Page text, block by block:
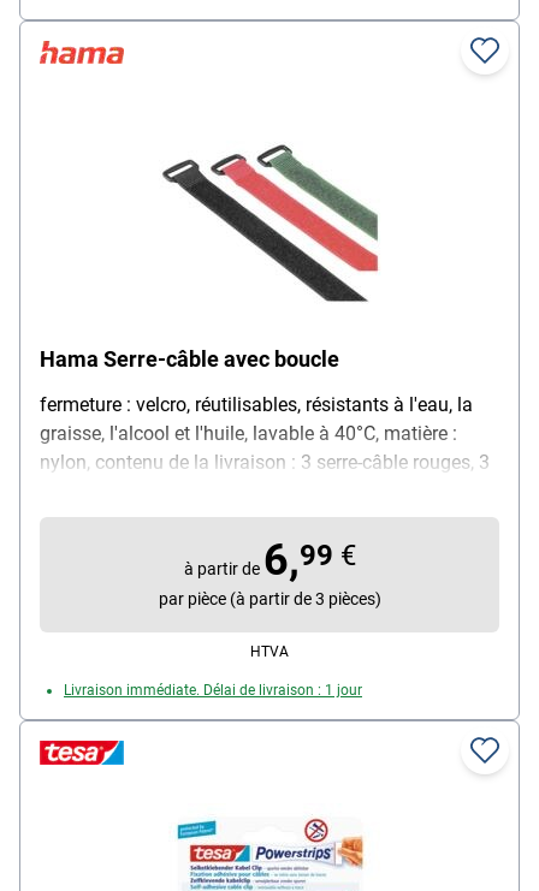
Hama Serre-câble avec boucle
fermeture : velcro, réutilisables, résistants à l'eau, la
graisse, l'alcool et l'huile, lavable à 40°C, matière :
nylon, contenu de la livraison : 3 serre-câble rouges, 3
à partir de 6,99 €
par pièce (à partir de 3 pièces)
HTVA
Livraison immédiate. Délai de livraison : 1 jour